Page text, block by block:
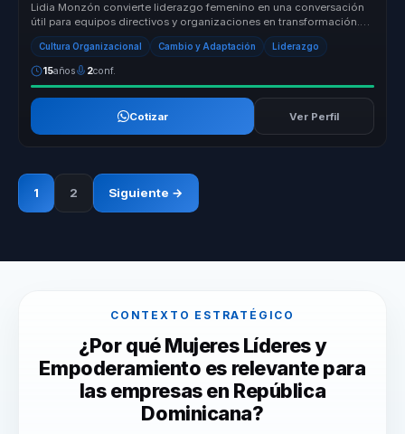
Lidia Monzón convierte liderazgo femenino en una conversación
útil para equipos directivos y organizaciones en transformación.
Conecta IA...
Cultura Organizacional Cambio y Adaptación Liderazgo
15años 2conf.
Cotizar Ver Perfil
1 2 Siguiente →
CONTEXTO ESTRATÉGICO
¿Por qué Mujeres Líderes y
Empoderamiento es relevante para
las empresas en República
Dominicana?